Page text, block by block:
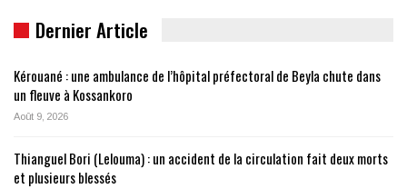
Dernier Article
Kérouané : une ambulance de l’hôpital préfectoral de Beyla chute dans
un fleuve à Kossankoro
Août 9, 2026
Thianguel Bori (Lelouma) : un accident de la circulation fait deux morts
et plusieurs blessés